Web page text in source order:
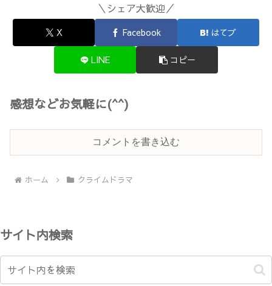
＼シェア大歓迎／
X Facebook はてブ
LINE コピー
感想などお気軽に(^^)
コメントを書き込む
ホーム クライムドラマ
サイト内検索